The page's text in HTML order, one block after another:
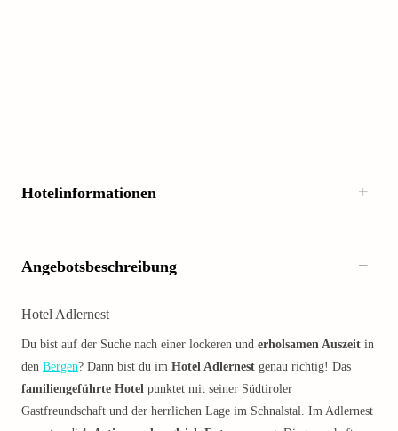
Hotelinformationen
Angebotsbeschreibung
Hotel Adlernest
Du bist auf der Suche nach einer lockeren und erholsamen Auszeit in
den Bergen? Dann bist du im Hotel Adlernest genau richtig! Das
familiengeführte Hotel punktet mit seiner Südtiroler
Gastfreundschaft und der herrlichen Lage im Schnalstal. Im Adlernest